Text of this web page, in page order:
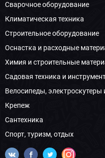
Сварочное оборудование
Климатическая техника
Строительное оборудование
Оснастка и расходные
Химия и строительные
Садовая техника и
Велосипеды, электроскутеры
Крепеж
Сантехника
Спорт, туризм, отдых